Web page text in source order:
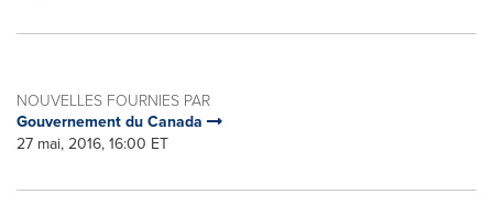
NOUVELLES FOURNIES PAR
Gouvernement du Canada
27 mai, 2016, 16:00 ET